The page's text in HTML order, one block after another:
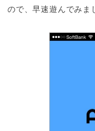
ので、早速遊んでみま